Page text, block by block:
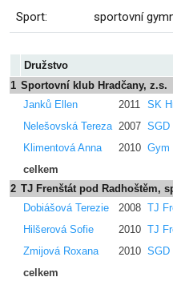
Sport: sportovní
Družstvo
1 Sportovní klub Hradčany, z.s.
Janků Ellen
2011 SK
Nelešovská Tereza 2007 SGD
Klimentová Anna
2010 Gym
celkem
2 TJ Frenštát pod Radhoštěm,
Dobiášová Terezie
2008 TJ
Hilšerová Sofie
2010 TJ
Zmijová Roxana
2010 SGD
celkem